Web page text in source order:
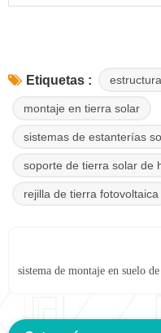
Etiquetas :
montaje en tierra solar
sistemas de estanterías
soporte de tierra solar de
rejilla de tierra fotovoltaica